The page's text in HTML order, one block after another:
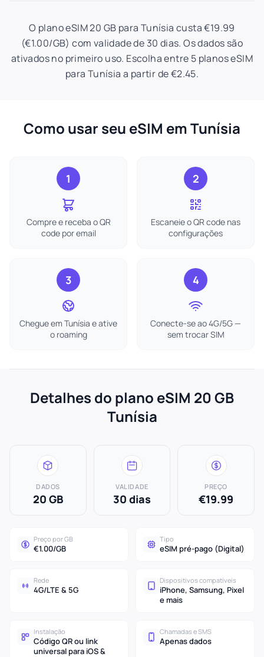
O plano eSIM 20 GB para Tunísia custa €19.99
(€1.00/GB) com validade de 30 dias. Os dados são
ativados no primeiro uso. Escolha entre 5 planos eSIM
para Tunísia a partir de €2.45.
Como usar seu eSIM em Tunísia
1
Compre e receba o QR
code por email
2
Escaneie o QR code nas
configurações
3
Chegue em Tunísia e ative
o roaming
4
Conecte-se ao 4G/5G —
sem trocar SIM
Detalhes do plano eSIM 20 GB
Tunísia
DADOS
20 GB
VALIDADE
30 dias
PREÇO
€19.99
Preço por GB
€1.00/GB
Tipo
eSIM pré-pago (Digital)
Rede
4G/LTE & 5G
Dispositivos compatíveis
iPhone, Samsung, Pixel
e mais
Instalação
Código QR ou link
universal para iOS &
Chamadas e SMS
Apenas dados